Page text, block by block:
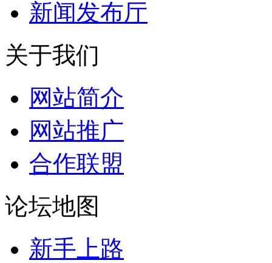
新闻发布厅
关于我们
网站简介
网站推广
合作联盟
论坛地图
新手上路